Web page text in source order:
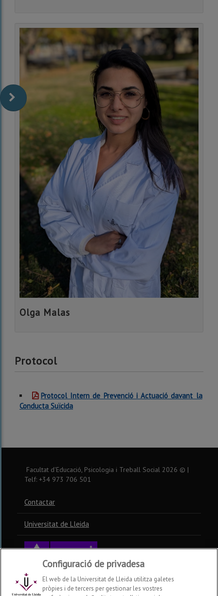
Olga Malas
Protocol
Protocol Intern de Prevenció i Actuació davant la
Conducta Suïcida
Facultat d'Educació, Psicologia i Treball Social 2026 © |
Telf: +34 973 706 501
Contactar
Universitat de Lleida
Configuració de privadesa
El web de la Universitat de Lleida utilitza galetes
pròpies i de tercers per gestionar les vostres